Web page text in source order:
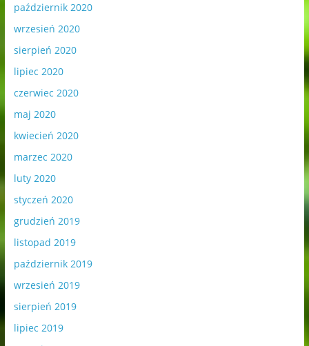
październik 2020
wrzesień 2020
sierpień 2020
lipiec 2020
czerwiec 2020
maj 2020
kwiecień 2020
marzec 2020
luty 2020
styczeń 2020
grudzień 2019
listopad 2019
październik 2019
wrzesień 2019
sierpień 2019
lipiec 2019